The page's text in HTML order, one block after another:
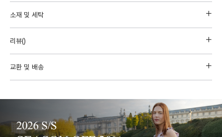
소재 및 세탁
리뷰()
교환 및 배송